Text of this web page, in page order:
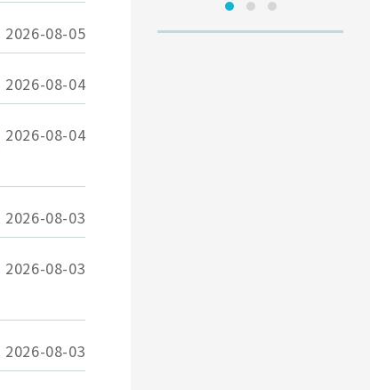
2026-08-05
2026-08-04
2026-08-04
2026-08-03
2026-08-03
2026-08-03